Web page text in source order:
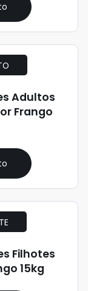
Adultos
Frango
Filhotes
15kg